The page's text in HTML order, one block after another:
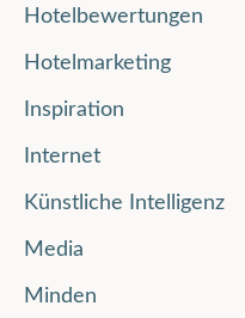
Hotelbewertungen
Hotelmarketing
Inspiration
Internet
Künstliche Intelligenz
Media
Minden